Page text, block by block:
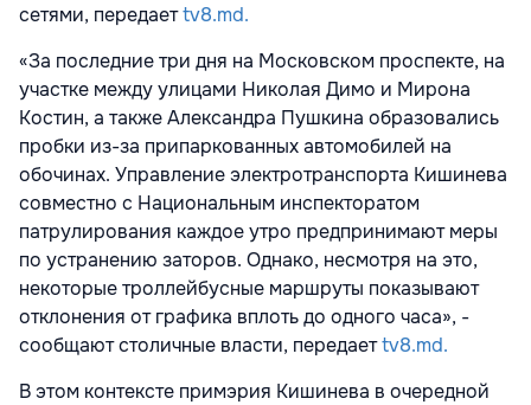
сетями, передаетtv8.md.
«За последние три дня на Московском проспекте, на
участке между улицами Николая Димо и Мирона
Костин, а также Александра Пушкина образовались
пробки из-за припаркованных автомобилей на
обочинах. Управление электротранспорта Кишинева
совместно с Национальным инспекторатом
патрулирования каждое утро предпринимают меры
по устранению заторов. Однако, несмотря на это,
некоторые троллейбусные маршруты показывают
отклонения от графика вплоть до одного часа», -
сообщают столичные власти, передаетtv8.md.
В этом контексте примэрия Кишинева в очередной